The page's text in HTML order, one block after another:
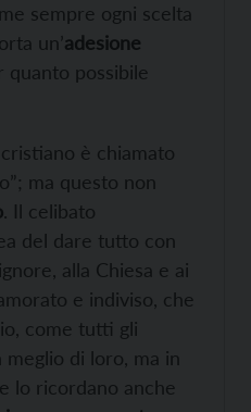
sempre ogni scelta
un’adesione
quanto possibile
è chiamato
ma questo non
. Il celibato
del dare tutto con
alla Chiesa e ai
e indiviso, che
come tutti gli
di loro, ma in
lo ricordano anche